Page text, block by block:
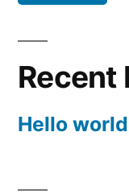
Recent
Hello